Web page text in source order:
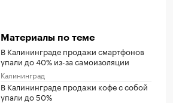
Материалы по теме
В Калининграде продажи смартфонов
упали до 40% из-за самоизоляции
Калининград
В Калининграде продажи кофе с собой
упали до 50%